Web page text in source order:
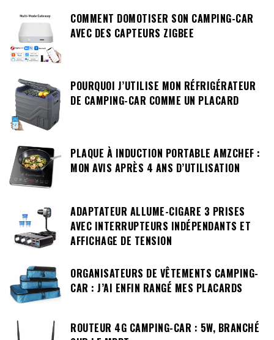
COMMENT DOMOTISER SON CAMPING-CAR
AVEC DES CAPTEURS ZIGBEE
POURQUOI J’UTILISE MON RÉFRIGÉRATEUR
DE CAMPING-CAR COMME UN PLACARD
PLAQUE À INDUCTION PORTABLE AMZCHEF :
MON AVIS APRÈS 4 ANS D’UTILISATION
ADAPTATEUR ALLUME-CIGARE 3 PRISES
AVEC INTERRUPTEURS INDÉPENDANTS ET
AFFICHAGE DE TENSION
ORGANISATEURS DE VÊTEMENTS CAMPING-
CAR : J’AI ENFIN RANGÉ MES PLACARDS
ROUTEUR 4G CAMPING-CAR : 5W, BRANCHÉ